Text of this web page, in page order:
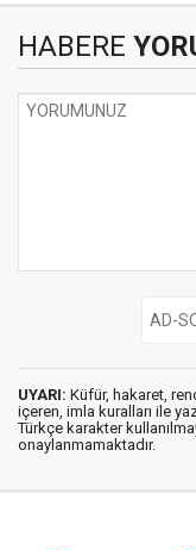
HABERE
UYARI: Küfür, hakaret,
içeren, imla kuralları ile
Türkçe karakter
onaylanmamaktadır.